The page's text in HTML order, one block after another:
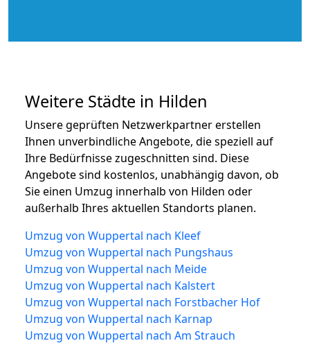
Weitere Städte in Hilden
Unsere geprüften Netzwerkpartner erstellen
Ihnen unverbindliche Angebote, die speziell auf
Ihre Bedürfnisse zugeschnitten sind. Diese
Angebote sind kostenlos, unabhängig davon, ob
Sie einen Umzug innerhalb von Hilden oder
außerhalb Ihres aktuellen Standorts planen.
Umzug von Wuppertal nach Kleef
Umzug von Wuppertal nach Pungshaus
Umzug von Wuppertal nach Meide
Umzug von Wuppertal nach Kalstert
Umzug von Wuppertal nach Forstbacher Hof
Umzug von Wuppertal nach Karnap
Umzug von Wuppertal nach Am Strauch